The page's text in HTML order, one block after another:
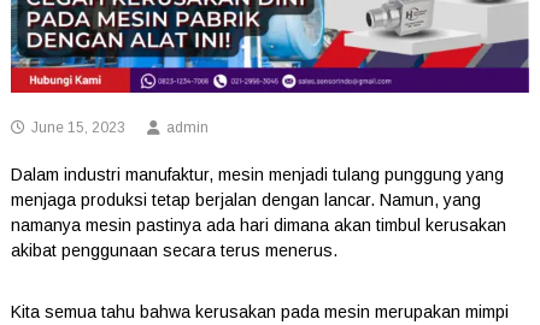
June 15, 2023 admin
Dalam industri manufaktur, mesin menjadi tulang punggung yang
menjaga produksi tetap berjalan dengan lancar. Namun, yang
namanya mesin pastinya ada hari dimana akan timbul kerusakan
akibat penggunaan secara terus menerus.
Kita semua tahu bahwa kerusakan pada mesin merupakan mimpi